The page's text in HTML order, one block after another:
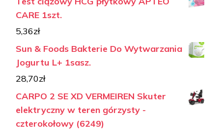
CARE 1szt.
5,36zł
Sun & Foods Bakterie Do Wytwarzania
Jogurtu L+ 1sasz.
28,70zł
CARPO 2 SE XD VERMEIREN Skuter
elektryczny w teren górzysty -
czterokołowy (6249)